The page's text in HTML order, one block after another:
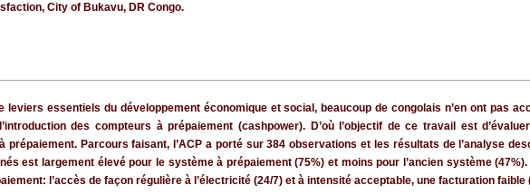
City of Bukavu, DR Congo.
leviers essentiels du développement économique et social, beaucoup de congolais n’en ont pas
des compteurs à prépaiement (cashpower). D’où l’objectif de ce travail est
prépaiement. Parcours faisant, l’ACP a porté sur 384 observations et les résultats de l’analyse
est largement élevé pour le système à prépaiement (75%) et moins pour l’ancien système
l’accès de façon régulière à l’électricité (24/7) et à intensité acceptable, une facturation faible